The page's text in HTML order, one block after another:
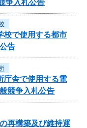
争入札公告
校で使用する都市
告
庁舎で使用する電
競争入札公告
再構築及び維持運